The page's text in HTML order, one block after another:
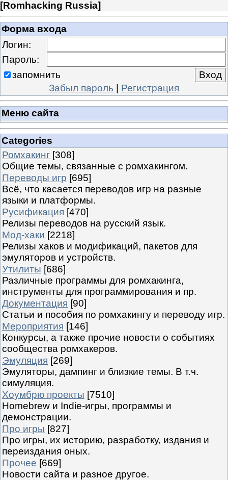
[Romhacking Russia]
Форма входа
Логин:
Пароль:
запомнить
Забыл пароль | Регистрация
Меню сайта
Categories
Ромхакинг [308]
Общие темы, связанные с ромхакингом.
Переводы игр [695]
Всё, что касается переводов игр на разные
языки и платформы.
Русификация [470]
Релизы переводов на русский язык.
Мод-хаки [2218]
Релизы хаков и модификаций, пакетов для
эмуляторов и устройств.
Утилиты [686]
Различные программы для ромхакинга,
инструменты для программирования и пр.
Документация [90]
Статьи и пособия по ромхакингу и переводу игр.
Мероприятия [146]
Конкурсы, а также прочие новости о событиях
сообщества ромхакеров.
Эмуляция [269]
Эмуляторы, дампинг и близкие темы. В т.ч.
симуляция.
Хоумбрю проекты [7510]
Homebrew и Indie-игры, программы и
демонстрации.
Про игры [827]
Про игры, их историю, разработку, издания и
переиздания оных.
Прочее [669]
Новости сайта и разное другое.